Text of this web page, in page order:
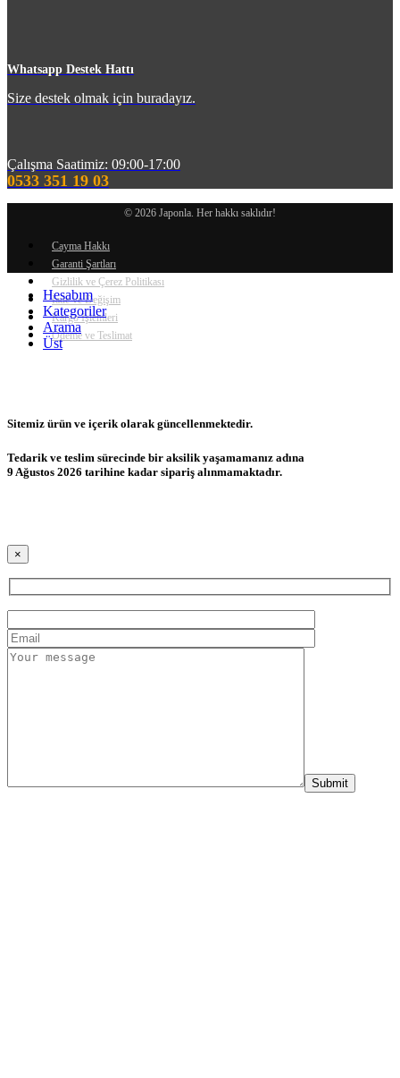
Whatsapp Destek Hattı
Size destek olmak için buradayız.
Çalışma Saatimiz: 09:00-17:00
0533 351 19 03
© 2026 Japonla. Her hakkı saklıdır!
Cayma Hakkı
Garanti Şartları
Gizlilik ve Çerez Politikası
İade ve Değişim
Kargo İşlemleri
Ödeme ve Teslimat
Hesabım
Kategoriler
Arama
Üst
Sitemiz ürün ve içerik olarak güncellenmektedir.
Tedarik ve teslim sürecinde bir aksilik yaşamamanız adına
9 Ağustos 2026 tarihine kadar sipariş alınmamaktadır.
×